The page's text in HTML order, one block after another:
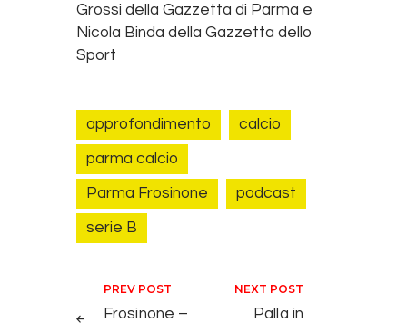
Grossi della Gazzetta di Parma e
Nicola Binda della Gazzetta dello
Sport
approfondimento calcio
parma calcio
Parma Frosinone podcast
serie B
Navigazione articoli
PREV POST
Frosinone –
NEXT POST
Palla in